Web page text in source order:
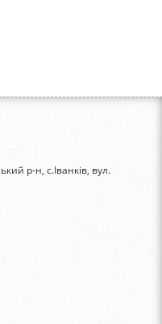
р-н, с.Іванків, вул.